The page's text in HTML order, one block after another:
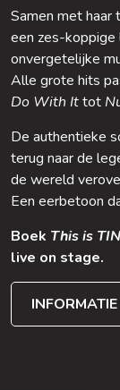
Samen met haar
een zes-koppige
onvergetelijke
Alle grote hits
Do With Ittot
De authentieke
terug naar de
de wereld
Een eerbetoon
Boek This is
live on stage.